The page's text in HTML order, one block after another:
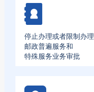
停止办理或者限制办理
邮政普遍服务和
特殊服务业务审批